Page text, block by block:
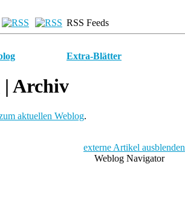
RSS Feeds
Extra-Blätter
| Archiv
aktuellen Weblog.
externe Artikel ausblenden
Weblog Navigator